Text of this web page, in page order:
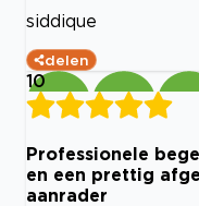
siddique
delen
10
Professionele
en een prettig
aanrader